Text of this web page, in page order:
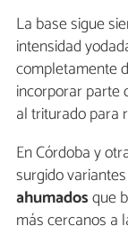
La base sigue
intensidad
completamente
incorporar parte
al triturado para
En Córdoba y
surgido
ahumadosque
más cercanos a